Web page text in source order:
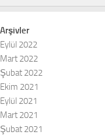
Arşivler
Eylül 2022
Mart 2022
Şubat 2022
Ekim 2021
Eylül 2021
Mart 2021
Şubat 2021